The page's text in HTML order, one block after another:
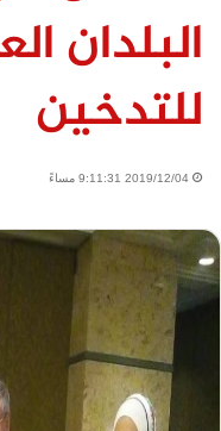
البلدان
للتدخين
2019/12/04 9:11:31 مساءً